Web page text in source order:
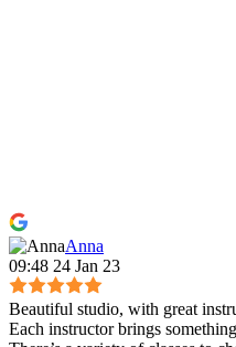
Anna
09:48 24 Jan 23
Beautiful studio, with great
Each instructor brings